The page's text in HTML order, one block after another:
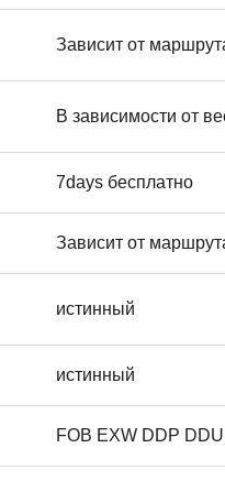
Зависит от
В зависимости от
7days бесплатно
Зависит от
истинный
истинный
FOB EXW DDP